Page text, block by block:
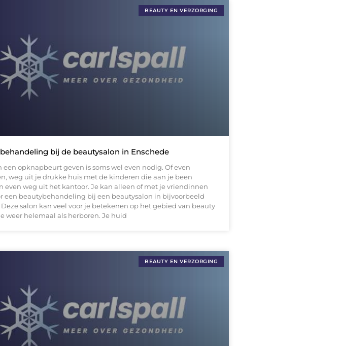
BEAUTY EN VERZORGING
bij de beautysalon in Enschede
een opknapbeurt geven is soms wel even nodig. Of even
weg uit je drukke huis met de kinderen die aan je been
even weg uit het kantoor. Je kan alleen of met je vriendinnen
een beautybehandeling bij een beautysalon in bijvoorbeeld
Deze salon kan veel voor je betekenen op het gebied van beauty
weer helemaal als herboren. Je huid
BEAUTY EN VERZORGING